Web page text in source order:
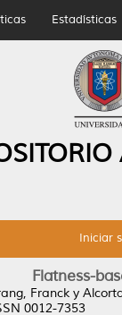
Estadísticas
Iniciar
Flatness-
Franck y
0012-7353